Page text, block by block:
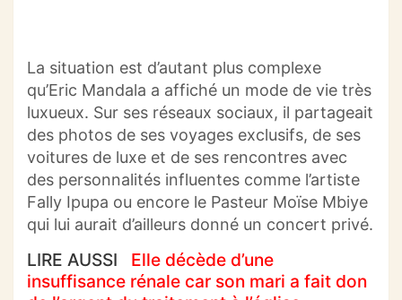
La situation est d’autant plus complexe
qu’Eric Mandala a affiché un mode de vie très
luxueux. Sur ses réseaux sociaux, il partageait
des photos de ses voyages exclusifs, de ses
voitures de luxe et de ses rencontres avec
des personnalités influentes comme l’artiste
Fally Ipupa ou encore le Pasteur Moïse Mbiye
qui lui aurait d’ailleurs donné un concert privé.
LIRE AUSSI
Elle décède d’une
insuffisance rénale car son mari a fait don